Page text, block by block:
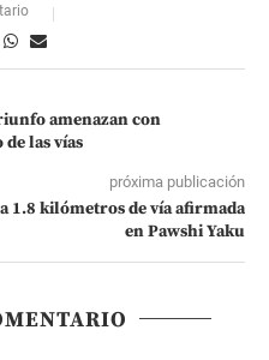
amenazan con
las vías
próxima publicación
1.8 kilómetros de vía afirmada
en Pawshi Yaku